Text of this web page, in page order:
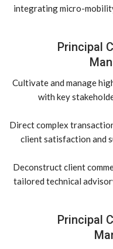
integrating micro-
6-
Cultivate and manage
with key
Direct complex
client satisfaction and
Deconstruct client
tailored technical
7-